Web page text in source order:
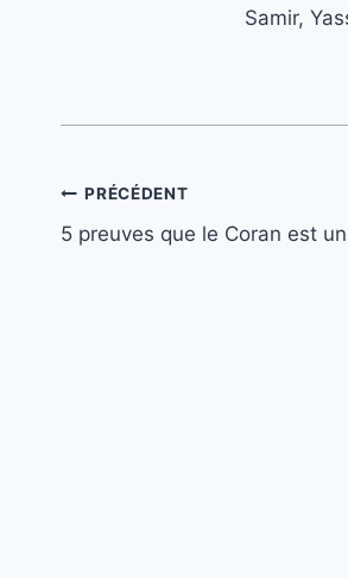
Samir,
Navigation
de
PRÉCÉDENT
5 preuves que le Coran est